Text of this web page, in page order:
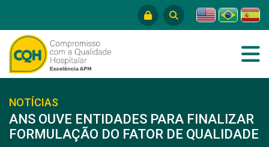
NOTÍCIAS
ANS OUVE ENTIDADES PARA FINALIZAR
FORMULAÇÃO DO FATOR DE QUALIDADE